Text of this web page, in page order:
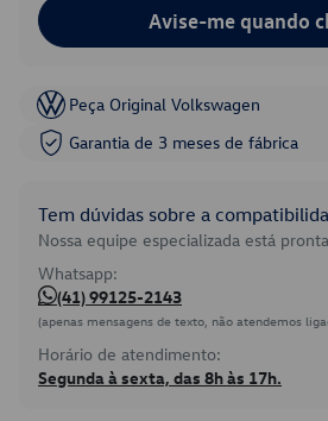
Avise-me quando
Peça Original Volkswagen
Garantia de 3 meses de fábrica
Tem dúvidas sobre a
Nossa equipe especializada está
Whatsapp:
(41) 99125-2143
(apenas mensagens de texto, não atendemos
Horário de atendimento:
Segunda à sexta, das 8h às 17h.